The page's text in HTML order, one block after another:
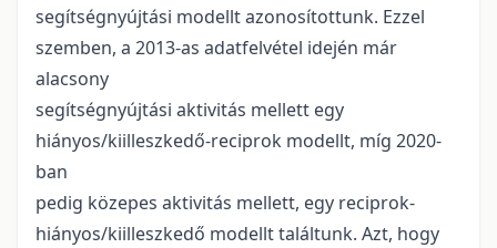
segítségnyújtási modellt azonosítottunk. Ezzel
szemben, a 2013-as adatfelvétel idején már
alacsony
segítségnyújtási aktivitás mellett egy
hiányos/kiilleszkedő-reciprok modellt, míg 2020-
ban
pedig közepes aktivitás mellett, egy reciprok-
hiányos/kiilleszkedő modellt találtunk. Azt, hogy